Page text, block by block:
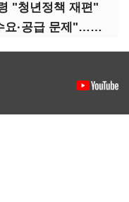
"청년정책 재편"
성기홍 "전월세난, 세금보단 수요·공급 문제"…닥공 시사